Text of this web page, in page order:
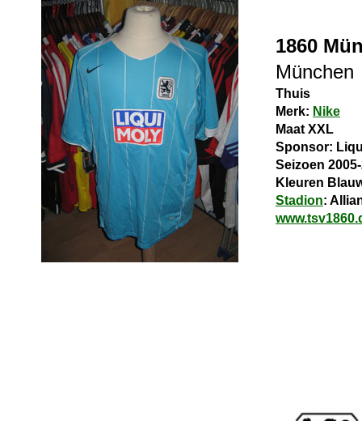
1860
München
Thuis
Merk: Nike
Maat XXL
Sponsor:
Seizoen
Kleuren
Stadion: